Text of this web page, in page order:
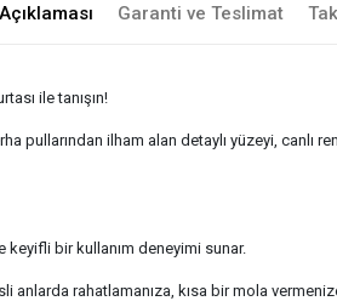
Garanti ve Teslimat
ile tanışın!
pullarından ilham alan detaylı yüzeyi, canlı
keyifli bir kullanım deneyimi sunar.
rahatlamanıza, kısa bir mola